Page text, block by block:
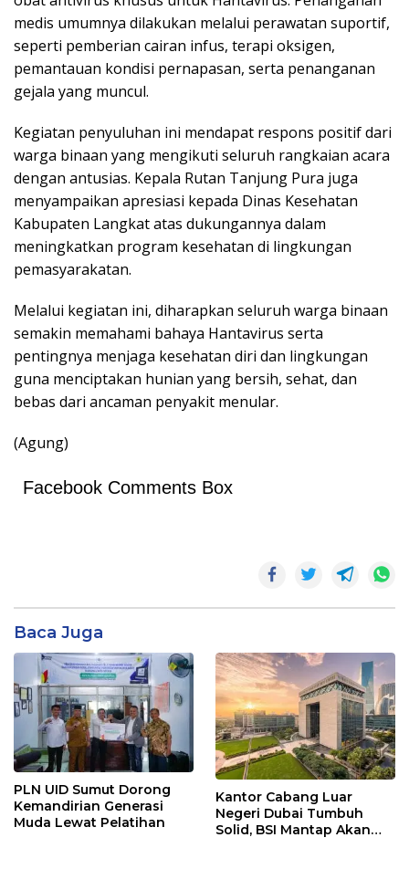
medis umumnya dilakukan melalui perawatan suportif,
seperti pemberian cairan infus, terapi oksigen,
pemantauan kondisi pernapasan, serta penanganan
gejala yang muncul.
Kegiatan penyuluhan ini mendapat respons positif dari
warga binaan yang mengikuti seluruh rangkaian acara
dengan antusias. Kepala Rutan Tanjung Pura juga
menyampaikan apresiasi kepada Dinas Kesehatan
Kabupaten Langkat atas dukungannya dalam
meningkatkan program kesehatan di lingkungan
pemasyarakatan.
Melalui kegiatan ini, diharapkan seluruh warga binaan
semakin memahami bahaya Hantavirus serta
pentingnya menjaga kesehatan diri dan lingkungan
guna menciptakan hunian yang bersih, sehat, dan
bebas dari ancaman penyakit menular.
(Agung)
Facebook Comments Box
Baca Juga
PLN UID Sumut Dorong
Kemandirian Generasi
Muda Lewat Pelatihan
Kantor Cabang Luar
Negeri Dubai Tumbuh
Solid, BSI Mantap Akan